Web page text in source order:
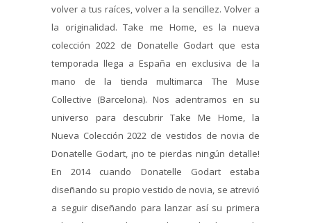
volver a tus raíces, volver a la sencillez. Volver a
la originalidad. Take me Home, es la nueva
colección 2022 de Donatelle Godart que esta
temporada llega a España en exclusiva de la
mano de la tienda multimarca The Muse
Collective (Barcelona). Nos adentramos en su
universo para descubrir Take Me Home, la
Nueva Colección 2022 de vestidos de novia de
Donatelle Godart, ¡no te pierdas ningún detalle!
En 2014 cuando Donatelle Godart estaba
diseñando su propio vestido de novia, se atrevió
a seguir diseñando para lanzar así su primera